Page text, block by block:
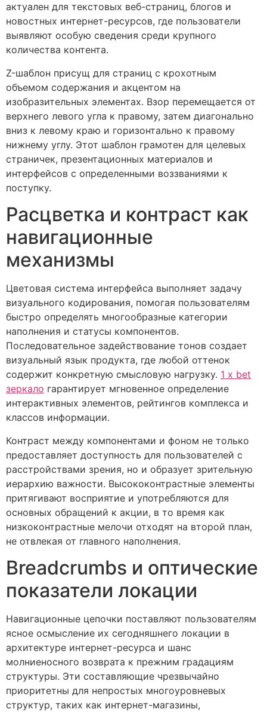
актуален для текстовых веб-страниц, блогов и
новостных интернет-ресурсов, где пользователи
выявляют особую сведения среди крупного
количества контента.
Z-шаблон присущ для страниц с крохотным
объемом содержания и акцентом на
изобразительных элементах. Взор перемещается от
верхнего левого угла к правому, затем диагонально
вниз к левому краю и горизонтально к правому
нижнему углу. Этот шаблон грамотен для целевых
страничек, презентационных материалов и
интерфейсов с определенными воззваниями к
поступку.
Расцветка и контраст как
навигационные
механизмы
Цветовая система интерфейса выполняет задачу
визуального кодирования, помогая пользователям
быстро определять многообразные категории
наполнения и статусы компонентов.
Последовательное задействование тонов создает
визуальный язык продукта, где любой оттенок
содержит конкретную смысловую нагрузку. 1 x bet
зеркало гарантирует мгновенное определение
интерактивных элементов, рейтингов комплекса и
классов информации.
Контраст между компонентами и фоном не только
предоставляет доступность для пользователей с
расстройствами зрения, но и образует зрительную
иерархию важности. Высококонтрастные элементы
притягивают восприятие и употребляются для
основных обращений к акции, в то время как
низкоконтрастные мелочи отходят на второй план,
не отвлекая от главного наполнения.
Breadcrumbs и оптические
показатели локации
Навигационные цепочки поставляют пользователям
ясное осмысление их сегодняшнего локации в
архитектуре интернет-ресурса и шанс
молниеносного возврата к прежним градациям
структуры. Эти составляющие чрезвычайно
приоритетны для непростых многоуровневых
структур, таких как интернет-магазины,